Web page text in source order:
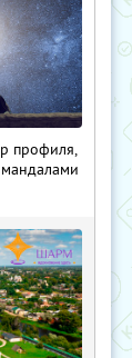
профиля,
мандалами